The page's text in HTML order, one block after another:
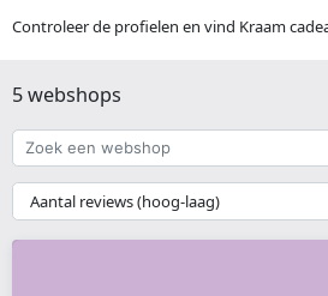
Controleer de profielen en vind Kraam
5 webshops
Zoek
een
webshop
{{
__('Sort')
}}